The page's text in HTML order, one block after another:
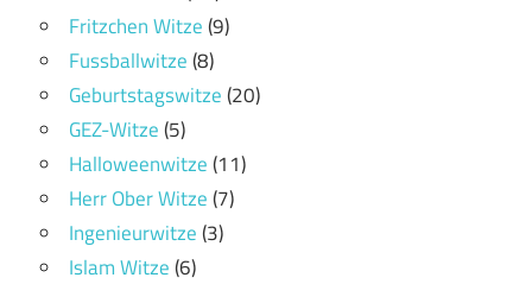
Fritzchen Witze(9)
Fussballwitze(8)
Geburtstagswitze(20)
GEZ-Witze(5)
Halloweenwitze(11)
Herr Ober Witze(7)
Ingenieurwitze(3)
Islam Witze(6)